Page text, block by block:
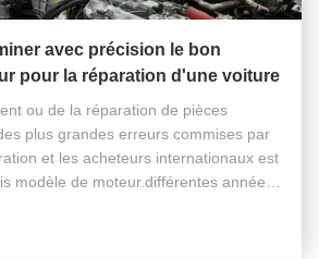
avec précision le bon
pour la réparation d'une voiture
ou de la réparation de pièces
plus grandes erreurs commises par
et les acheteurs internationaux est
modèle de moteur.différentes années